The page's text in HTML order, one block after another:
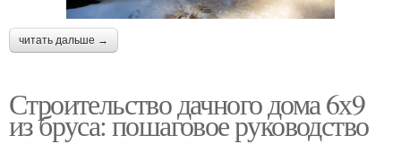
читать дальше →
Строительство дачного дома 6х9
из бруса: пошаговое руководство